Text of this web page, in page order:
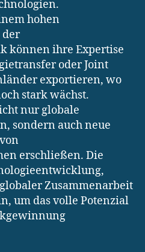
hohen
können ihre Expertise
oder Joint
exportieren, wo
stark wächst.
nur globale
sondern auch neue
erschließen. Die
Zusammenarbeit
um das volle Potenzial